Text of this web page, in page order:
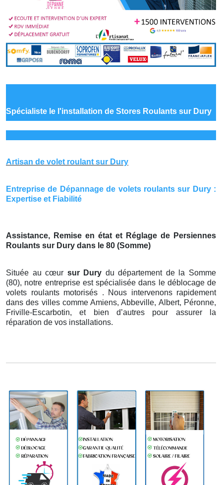
Spécialiste le l'installation de Stores Roulants sur Dury
Artisan de volet roulant sur Dury
Entreprise de Dépannage de volets roulants sur Dury :
Expertise et Fiabilité
Assistance, Remise en état et Réglage de Persiennes
Roulants sur Dury dans le 80 (Somme)
Située au cœur sur Dury du département de la Somme
(80), notre entreprise est spécialisée dans le déblocage de
volets roulants motorisés . Nous intervenons rapidement
dans des villes comme Amiens, Abbeville, Albert, Péronne,
Friville-Escarbotin, et bien d’autres pour assurer la
réparation de vos installations.